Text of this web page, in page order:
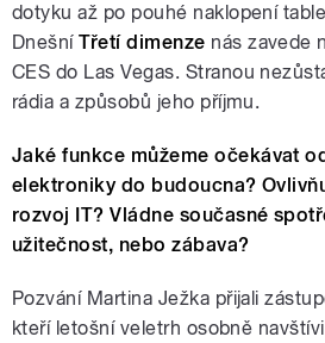
dotyku až po pouhé naklopení
DnešníTřetí dimenze nás zavede
CES do Las Vegas. Stranou
rádia a způsobů jeho příjmu.
Jaké funkce můžeme očekávat
elektroniky do budoucna?
rozvoj IT? Vládne současné
užitečnost, nebo zábava?
Pozvání Martina Ježka přijali
kteří letošní veletrh osobně